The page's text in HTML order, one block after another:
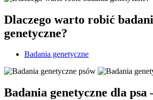
Dlaczego warto robić
genetyczne?
Badania genetyczne
Badania genetyczne dla psa